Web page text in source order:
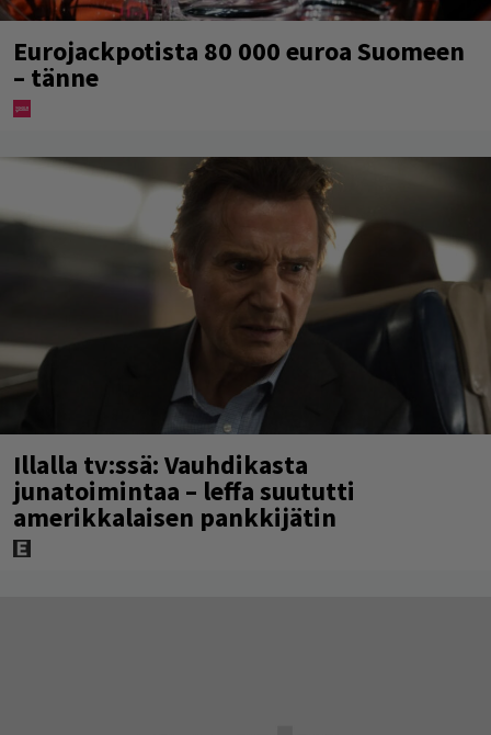
Eurojackpotista 80 000 euroa Suomeen
– tänne
Illalla tv:ssä: Vauhdikasta
junatoimintaa – leffa suututti
amerikkalaisen pankkijätin